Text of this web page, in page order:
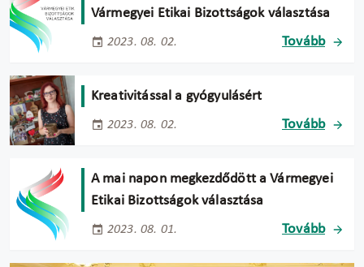
Vármegyei Etikai Bizottságok választása
2023. 08. 02. Tovább
Kreativitással a gyógyulásért
2023. 08. 02. Tovább
A mai napon megkezdődött a Vármegyei
Etikai Bizottságok választása
2023. 08. 01. Tovább